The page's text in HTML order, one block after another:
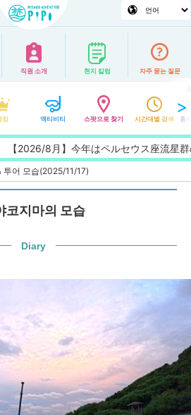
직원 소개 현지 칼럼 자주 묻는 질문
킹 액티비티 스팟으로 찾기 시간대별 검색 홈
8月】今年はペルセウス座流星群の
투어 모습(2025/11/17)
코지마의 모습
Diary